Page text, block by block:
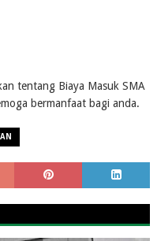
tentang Biaya Masuk SMA
bermanfaat bagi anda.